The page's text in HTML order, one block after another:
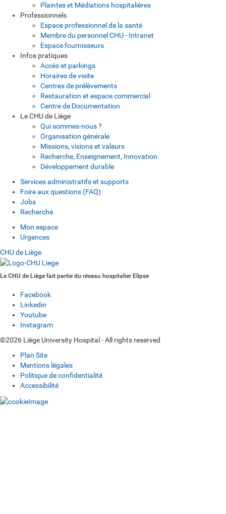
Plaintes et Médiations hospitalières
Professionnels
Espace professionnel de la santé
Membre du personnel CHU - Intranet
Espace fournisseurs
Infos pratiques
Accès et parkings
Horaires de visite
Centres de prélèvements
Restauration et espace commercial
Centre de Documentation
Le CHU de Liège
Qui sommes-nous ?
Organisation générale
Missions, visions et valeurs
Recherche, Enseignement, Innovation
Développement durable
Services administratifs et supports
Foire aux questions (FAQ)
Jobs
Recherche
Mon espace
Urgences
CHU de Liège
Le CHU de Liège fait partie du réseau hospitalier Elipse
Facebook
Linkedin
Youtube
Instagram
©2026 Liège University Hospital - All rights reserved
Plan Site
Mentions légales
Politique de confidentialité
Accessibilité